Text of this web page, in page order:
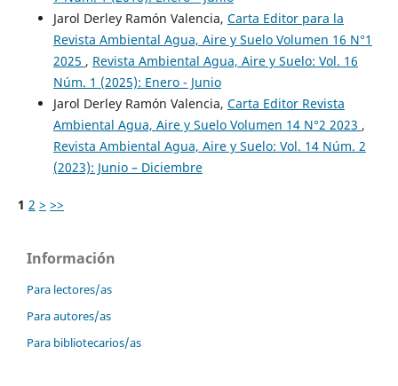
Jarol Derley Ramón Valencia, Carta Editor para la
Revista Ambiental Agua, Aire y Suelo Volumen 16 N°1
2025 , Revista Ambiental Agua, Aire y Suelo: Vol. 16
Núm. 1 (2025): Enero - Junio
Jarol Derley Ramón Valencia, Carta Editor Revista
Ambiental Agua, Aire y Suelo Volumen 14 N°2 2023 ,
Revista Ambiental Agua, Aire y Suelo: Vol. 14 Núm. 2
(2023): Junio – Diciembre
1 2 > >>
Información
Para lectores/as
Para autores/as
Para bibliotecarios/as